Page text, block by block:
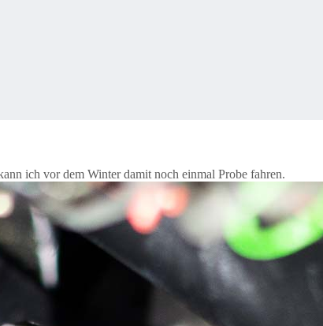
ich vor dem Winter damit noch einmal Probe fahren.